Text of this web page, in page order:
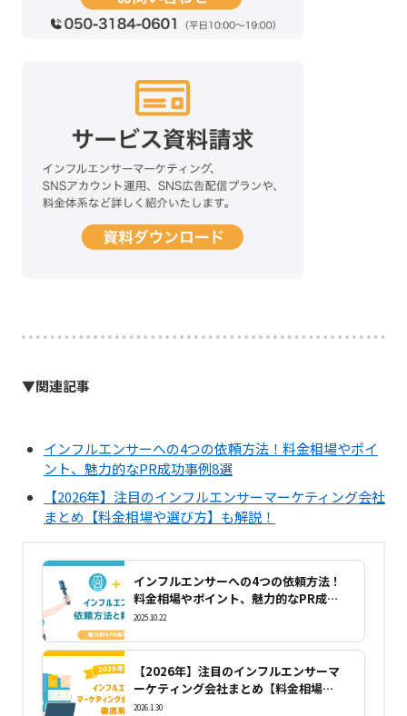
▼関連記事
インフルエンサーへの4つの依頼方法！料金相場やポイ
ント、魅力的なPR成功事例8選
【2026年】注目のインフルエンサーマーケティング会社
まとめ【料金相場や選び方】も解説！
インフルエンサーへの4つの依頼方法！
料金相場やポイント、魅力的なPR成功
事例8選
2025.10.22
【2026年】注目のインフルエンサーマ
ーケティング会社まとめ【料金相場や
選び方】も解説！
2026.1.30